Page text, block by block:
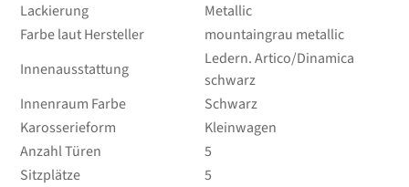
Lackierung
Metallic
Farbe laut Hersteller
mountaingrau metallic
Innenausstattung
Ledern. Artico/Dinamica
schwarz
Innenraum Farbe
Schwarz
Karosserieform
Kleinwagen
Anzahl Türen
5
Sitzplätze
5